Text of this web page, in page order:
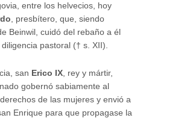
entre los helvecios, hoy
, presbítero, que, siendo
Beinwil, cuidó del rebaño a él
pastoral († s. XII).
san Erico IX , rey y mártir,
gobernó sabiamente al
de las mujeres y envió a
Enrique para que propagase la